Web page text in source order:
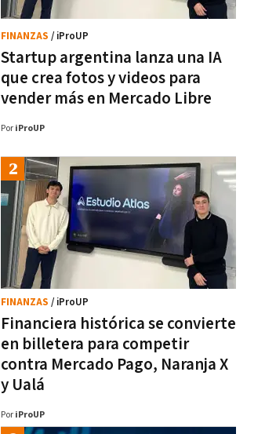
Startup argentina lanza una IA
que crea fotos y videos para
vender más en Mercado Libre
FINANZAS / iProUP
Por iProUP
Financiera histórica se convierte
en billetera para competir
contra Mercado Pago, Naranja X
y Ualá
FINANZAS / iProUP
Por iProUP